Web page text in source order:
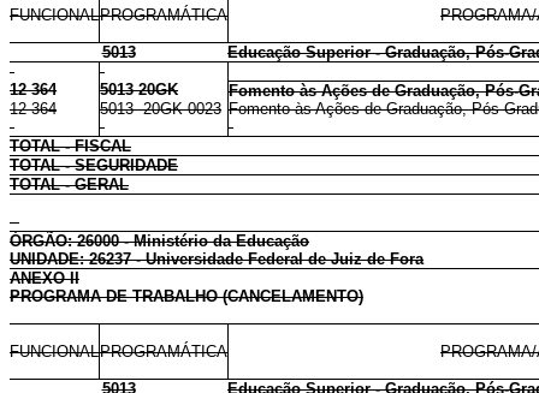
FUNCIONALPROGRAMÁTICA
5013 Educação Superior - Graduação, Pós-
12 364 5013 20GK
Fomento às Ações de Graduação, Pós-
12 364
5013 20GK 0023 Fomento às Ações de Graduação, Pós-
TOTAL - FISCAL
TOTAL - SEGURIDADE
TOTAL - GERAL
ÓRGÃO: 26000 - Ministério da Educação
UNIDADE: 26237 - Universidade Federal de Juiz de Fora
ANEXO II
PROGRAMA DE TRABALHO (CANCELAMENTO)
FUNCIONALPROGRAMÁTICA
5013 Educação Superior - Graduação, Pós-